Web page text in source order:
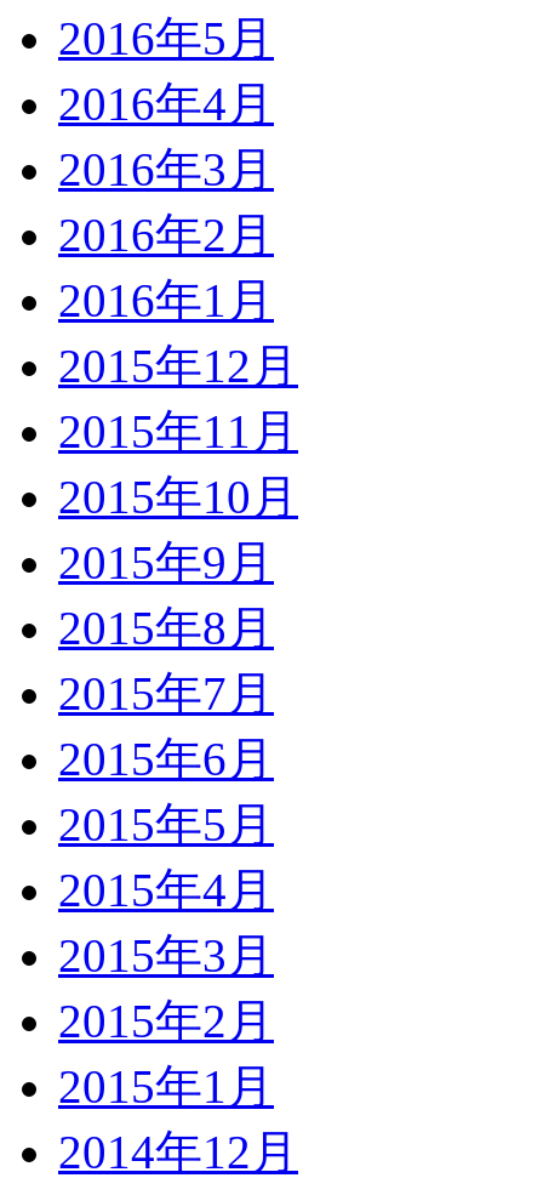
2016年5月
2016年4月
2016年3月
2016年2月
2016年1月
2015年12月
2015年11月
2015年10月
2015年9月
2015年8月
2015年7月
2015年6月
2015年5月
2015年4月
2015年3月
2015年2月
2015年1月
2014年12月